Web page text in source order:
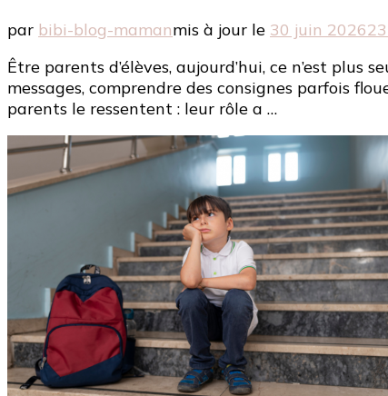
par bibi-blog-mamanmis à jour le 30 juin 2026
Être parents d’élèves, aujourd’hui, ce n’est plus
messages, comprendre des consignes parfois
parents le ressentent : leur rôle a …